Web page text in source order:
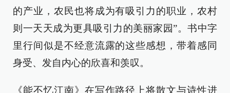
的产业，农民也将成为有吸引力的职业，农村
则一天天成为更具吸引力的美丽家园”。书中字
里行间似是不经意流露的这些感想，带着感同
身受、发自内心的欣喜和羡叹。
《能不忆江南》在写作路径上将散文与诗性进